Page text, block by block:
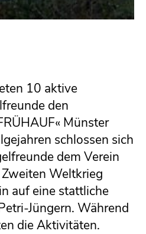
10 aktive
den
Münster
schlossen sich
dem Verein
Weltkrieg
auf eine stattliche
Jüngern. Während
die Aktivitäten.